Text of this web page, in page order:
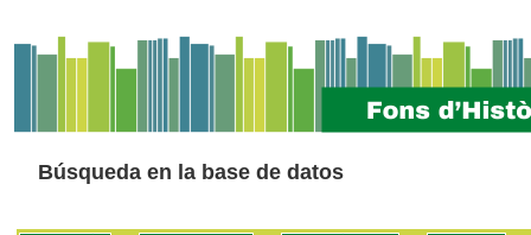
Búsqueda en la base de datos